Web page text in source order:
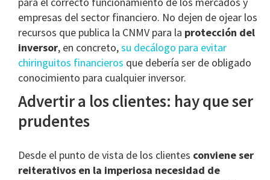
empresas del sector financiero. No dejen de ojear los
recursos que publica la CNMV para la protección del
inversor, en concreto,su decálogo para evitar
chiringuitos financieros que debería ser de obligado
conocimiento para cualquier inversor.
Advertir a los clientes: hay que ser
prudentes
Desde el punto de vista de los clientes conviene ser
reiterativos en la imperiosa necesidad de